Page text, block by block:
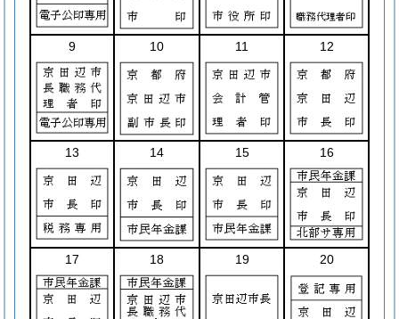
9 10 11 12
13 14 15 16
17 18 19 20